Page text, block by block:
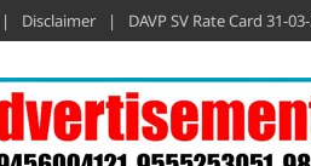
Disclaimer DAVP SV Rate Card 31-